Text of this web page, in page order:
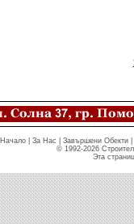
Начало| За Нас Завършени Обекти|
© 1992-2026
Эта